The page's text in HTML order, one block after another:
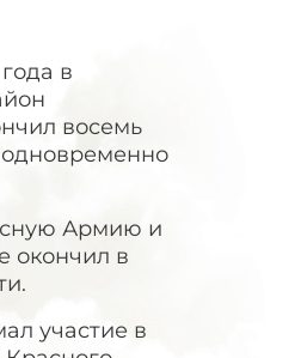
в
восемь
одновременно
Армию и
окончил в
участие в